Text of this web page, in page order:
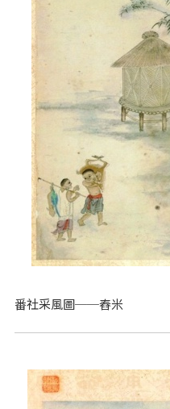
番社采風圖──舂米